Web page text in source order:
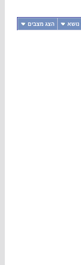
נושא הצג מצבים